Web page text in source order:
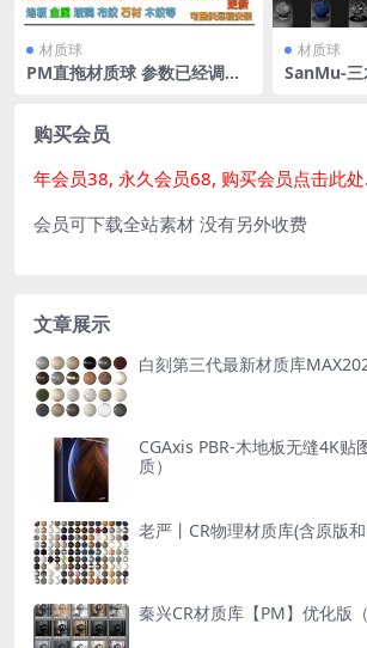
材质球
PM直拖材质球 参数已经调好
材质球
SanMu-三
购买会员
年会员38, 永久会员68, 购买会员点击此处.
会员可下载全站素材 没有另外收费
文章展示
白刻第三代最新材质库
CGAxis PBR-木地板无缝4K贴
质）
老严丨CR物理材质库(含原版
秦兴CR材质库【PM】优化版